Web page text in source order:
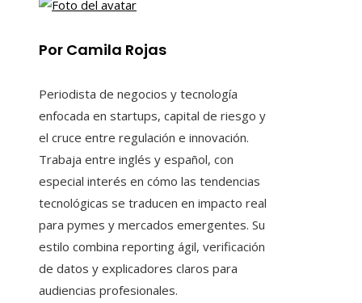
Por Camila Rojas
Periodista de negocios y tecnología
enfocada en startups, capital de riesgo y
el cruce entre regulación e innovación.
Trabaja entre inglés y español, con
especial interés en cómo las tendencias
tecnológicas se traducen en impacto real
para pymes y mercados emergentes. Su
estilo combina reporting ágil, verificación
de datos y explicadores claros para
audiencias profesionales.